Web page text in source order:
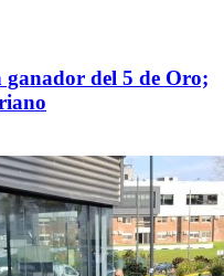
del 5 de Oro;